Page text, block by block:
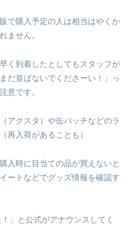
で購入予定の人は相当はやくか
ません。
く到着したとしてもスタッフが
だ並ばないでくださーい！」っ
意です。
アクスタ）や缶バッチなどのラ
再入荷があることも）
入時に目当ての品が買えないと
ートなどでグッズ情報を確認す
」と公式がアナウンスしてく